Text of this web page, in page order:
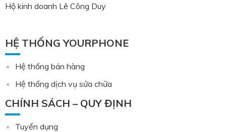
Hộ kinh doanh Lê Công Duy
HỆ THỐNG YOURPHONE
Hệ thống bán hàng
Hệ thống dịch vụ sửa chữa
CHÍNH SÁCH – QUY ĐỊNH
Tuyển dụng